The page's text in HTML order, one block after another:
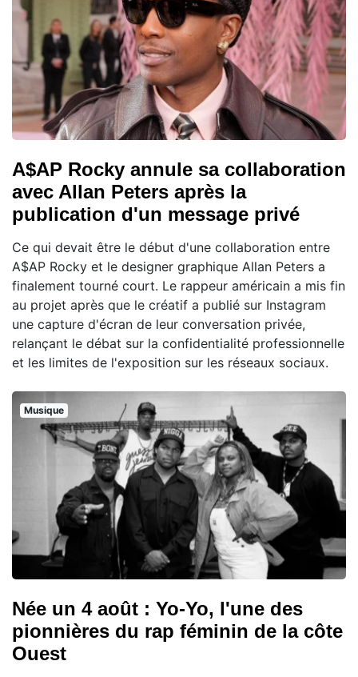
A$AP Rocky annule sa collaboration
avec Allan Peters après la
publication d'un message privé
Ce qui devait être le début d'une collaboration entre
A$AP Rocky et le designer graphique Allan Peters a
finalement tourné court. Le rappeur américain a mis fin
au projet après que le créatif a publié sur Instagram
une capture d'écran de leur conversation privée,
relançant le débat sur la confidentialité professionnelle
et les limites de l'exposition sur les réseaux sociaux.
Musique
Née un 4 août : Yo-Yo, l'une des
pionnières du rap féminin de la côte
Ouest